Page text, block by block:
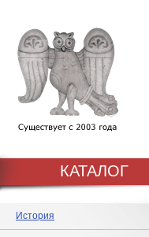
КАТАЛОГ
История